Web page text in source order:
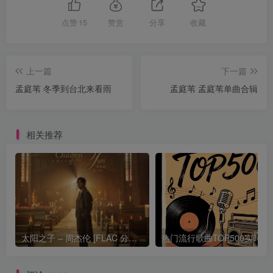
点赞 15 赞赏 分享 收藏
上一篇
孟庭苇 冬季到台北来看雨
下一篇
孟庭苇 孟庭苇单曲合辑
相关推荐
太阳之子 – 周杰伦 [FLAC 分轨 192Khz 24bit]